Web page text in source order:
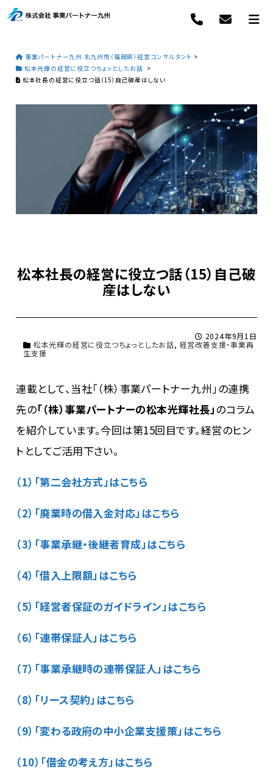
事業パートナー九州 北九州市（福岡県）経営コンサルタント >
松本光輝の経営に役立つちょっとしたお話 >
松本社長の経営に役立つ話（15）自己破産はしない
松本社長の経営に役立つ話（15）自己破
産はしない
2024年9月1日
松本光輝の経営に役立つちょっとしたお話, 経営改善支援・事業再
生支援
連載として、当社「（株）事業パートナー九州」の連携
先の「（株）事業パートナーの松本光輝社長」のコラム
を紹介しています。今回は第15回目です。経営のヒン
トとしてご活用下さい。
（1）「第二会社方式」はこちら
（2）「廃業時の借入金対応」はこちら
（3）「事業承継・後継者育成」はこちら
（4）「借入上限額」はこちら
（5）「経営者保証のガイドライン」はこちら
（6）「連帯保証人」はこちら
（7）「事業承継時の連帯保証人」はこちら
（8）「リース契約」はこちら
（9）「変わる政府の中小企業支援策」はこちら
（10）「借金の考え方」はこちら